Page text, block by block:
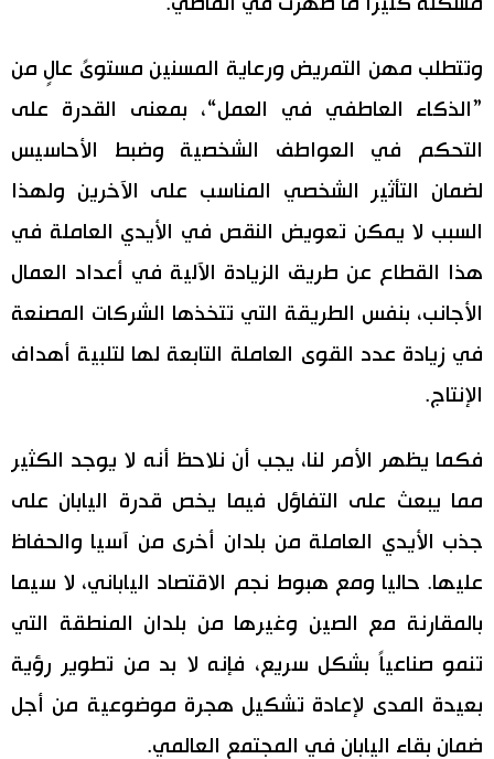
وتتطلب مهن التمريض ورعاية المسنين مستوىً عالٍ من
”الذكاء العاطفي في العمل“، بمعنى القدرة على
التحكم في العواطف الشخصية وضبط الأحاسيس
لضمان التأثير الشخصي المناسب على الآخرين ولهذا
السبب لا يمكن تعويض النقص في الأيدي العاملة في
هذا القطاع عن طريق الزيادة الآلية في أعداد العمال
الأجانب، بنفس الطريقة التي تتخذها الشركات المصنعة
في زيادة عدد القوى العاملة التابعة لها لتلبية أهداف
الإنتاج.
فكما يظهر الأمر لنا، يجب أن نلاحظ أنه لا يوجد الكثير
مما يبعث على التفاؤل فيما يخص قدرة اليابان على
جذب الأيدي العاملة من بلدان أخرى من آسيا والحفاظ
عليها. حاليا ومع هبوط نجم الاقتصاد الياباني، لا سيما
بالمقارنة مع الصين وغيرها من بلدان المنطقة التي
تنمو صناعياً بشكل سريع، فإنه لا بد من تطوير رؤية
بعيدة المدى لإعادة تشكيل هجرة موضوعية من أجل
ضمان بقاء اليابان في المجتمع العالمي.